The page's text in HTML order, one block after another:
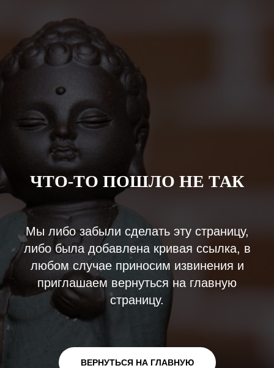
ЧТО-ТО ПОШЛО НЕ ТАК
Мы либо забыли сделать эту страницу,
либо была добавлена кривая ссылка, в
любом случае приносим извинения и
приглашаем вернуться на главную
страницу.
ВЕРНУТЬСЯ НА ГЛАВНУЮ